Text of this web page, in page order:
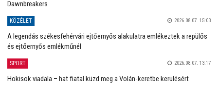
Dawnbreakers
KÖZÉLET 2026.08.07. 15:03
A legendás székesfehérvári ejtőernyős alakulatra emlékeztek a repülős
és ejtőernyős emlékműnél
SPORT 2026.08.07. 13:17
Hokisok viadala – hat fiatal küzd meg a Volán-keretbe kerülésért